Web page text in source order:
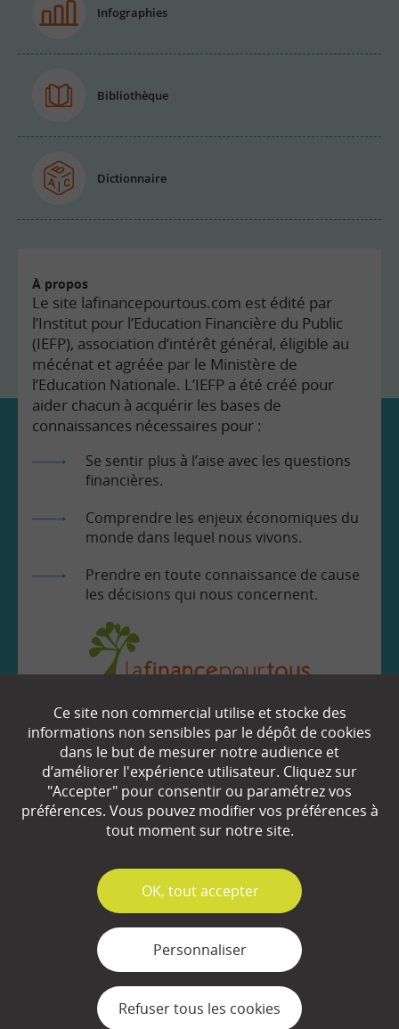
Infographies
Bibliothèque
Dictionnaire
À propos
Le site lafinancepourtous.com est édité par
l’Institut pour l’Education Financière du Public
(IEFP), association d’intérêt général, éligible au
mécénat et agréée par le Ministère de
l’Education Nationale. L’IEFP a été créé pour
aider chacun à acquérir les bases de
connaissances nécessaires pour :
Se sentir plus à l’aise avec les questions
financières.
Comprendre les enjeux économiques du
monde dans lequel nous vivons.
Prendre en toute connaissance de cause
les décisions qui nous concernent.
EN SAVOIR
Qui sommes-nous ?
Partenaires
Plan du site
Mentions légales
Gestion des cookies
Ce site non commercial utilise et stocke des
informations non sensibles par le dépôt de cookies
dans le but de mesurer notre audience et
d’améliorer l'expérience utilisateur. Cliquez sur
"Accepter" pour consentir ou paramétrez vos
préférences. Vous pouvez modifier vos préférences à
tout moment sur notre site.
✓
OK, tout accepter
Personnaliser
Refuser tous les cookies